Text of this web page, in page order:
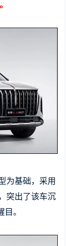
为基础，采用
突出了该车沉
。